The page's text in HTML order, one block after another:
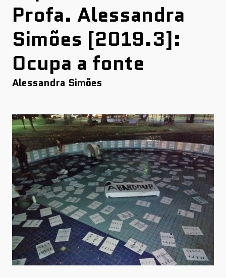
Profa. Alessandra
Simões [2019.3]:
Ocupa a fonte
Alessandra Simões